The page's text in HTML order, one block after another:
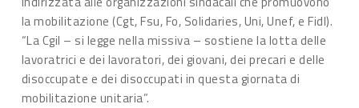
la mobilitazione (Cgt, Fsu, Fo, Solidaries, Uni, Unef, e Fidl).
“La Cgil – si legge nella missiva – sostiene la lotta delle
lavoratrici e dei lavoratori, dei giovani, dei precari e delle
disoccupate e dei disoccupati in questa giornata di
mobilitazione unitaria”.